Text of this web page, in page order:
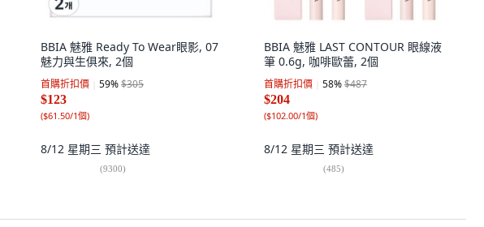
BBIA 魅雅 Ready To Wear眼影, 07
魅力與生俱來, 2個
首購折扣價 59%$305
$123
($61.50/1個)
8/12 星期三 預計送達
(9300)
BBIA 魅雅 LAST CONTOUR 眼線液
筆 0.6g, 咖啡歐蕾, 2個
首購折扣價 58%$487
$204
($102.00/1個)
8/12 星期三 預計送達
(485)